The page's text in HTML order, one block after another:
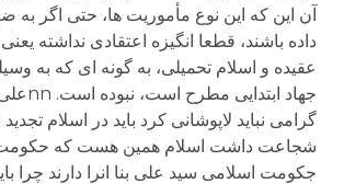
آن این که این نوع مأموریت ها، حتی اگر به
داده باشند، قطعا انگیزه اعتقادی نداشته
عقیده و اسلام تحمیلی، به گونه ای که به
گرامی نباید لاپوشانی کرد باید در اسلام
شجاعت داشت اسلام همین هست که
جکومت اسلامی سید علی بنا انرا دارند چرا